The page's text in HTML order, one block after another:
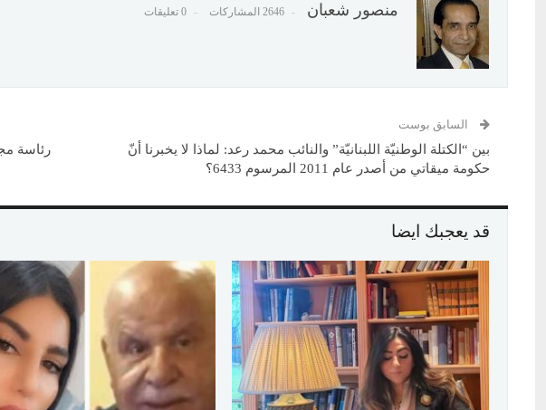
منصور شعبان 2646 المشاركات 0 تعليقات
السابق بوست
بين “الكتلة الوطنيّة اللبنانيّة” والنائب محمد رعد: لماذا لا يخبرنا أنّ
حكومة ميقاتي من أصدر عام 2011 المرسوم 6433؟
رئاسة
قد يعجبك ايضا